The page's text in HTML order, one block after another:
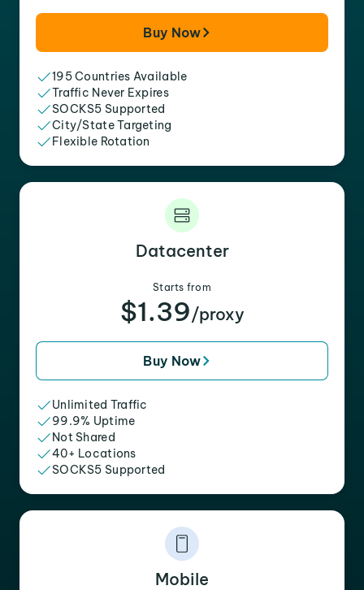
Buy Now
195 Countries Available
Traffic Never Expires
SOCKS5 Supported
City/State Targeting
Flexible Rotation
Datacenter
Starts from
$1.39/proxy
Buy Now
Unlimited Traffic
99.9% Uptime
Not Shared
40+ Locations
SOCKS5 Supported
Mobile